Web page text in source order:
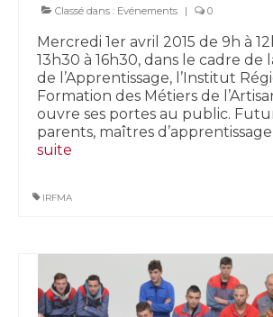
Classé dans : Evénements | 0
Mercredi 1er avril 2015 de 9h à
13h30 à 16h30, dans le cadre de
de l’Apprentissage, l’Institut
Formation des Métiers de
ouvre ses portes au public.
parents, maîtres
suite­­
IRFMA